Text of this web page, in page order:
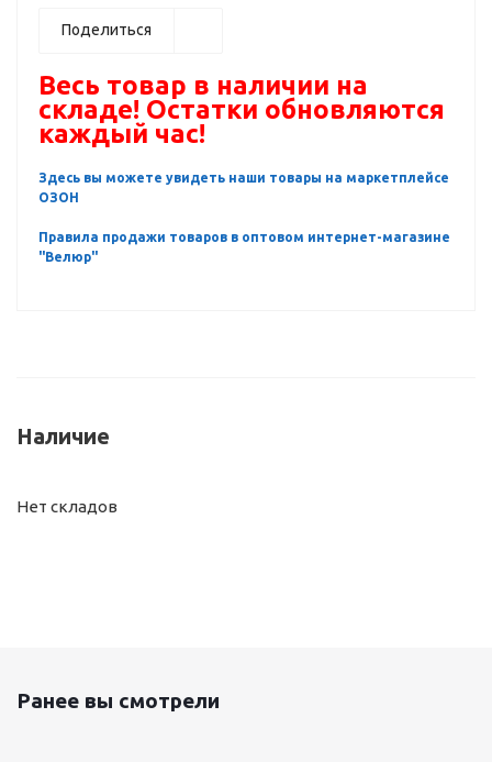
Поделиться
Весь товар в наличии на
складе! Остатки обновляются
каждый час!
Здесь вы можете увидеть наши товары на маркетплейсе
ОЗОН
Правила продажи товаров в оптовом интернет-магазине
"Велюр"
Наличие
Нет складов
Ранее вы смотрели